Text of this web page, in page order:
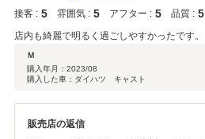
接客 : 5 雰囲気 : 5 アフター : 5 品質 : 5
店内も綺麗で明るく過ごしやすかったです。
Ｍ
購入年月： 2023/08
購入した車：ダイハツ キャスト
販売店の返信